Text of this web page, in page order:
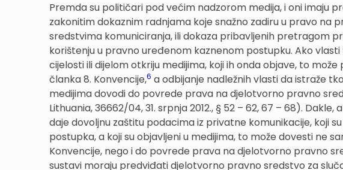
Premda su političari pod većim nadzorom medija, i oni imaju
zakonitim dokaznim radnjama koje snažno zadiru u pravo na
sredstvima komuniciranja, ili dokaza pribavljenih pretragom
korištenju u pravno uređenom kaznenom postupku. Ako
cijelosti ili dijelom otkriju medijima, koji ih onda objave, to
članka 8. Konvencije,6 a odbijanje nadležnih vlasti da istraže
medijima dovodi do povrede prava na djelotvorno pravno
Lithuania, 36662/04, 31. srpnja 2012., § 52 – 62, 67 – 68).
daje dovoljnu zaštitu podacima iz privatne komunikacije, koji
postupka, a koji su objavljeni u medijima, to može dovesti ne
Konvencije, nego i do povrede prava na djelotvorno pravno
sustavi moraju predviđati djelotvorno pravno sredstvo za